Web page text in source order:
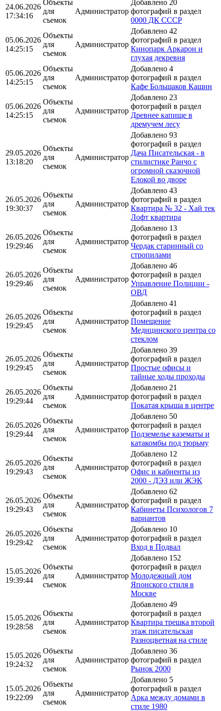
24.06.2026
17:34:16
Объекты
для
съемок
Администратор
Добавлено 20
фотографий в раздел
0000 ДК СССР
05.06.2026
14:25:15
Объекты
для
съемок
Администратор
Добавлено 42
фотографий в раздел
Кинопарк Аркарон и
глухая декревня
05.06.2026
14:25:15
Объекты
для
съемок
Администратор
Добавлено 4
фотографий в раздел
Кафе Большаков Кашин
05.06.2026
14:25:15
Объекты
для
съемок
Администратор
Добавлено 23
фотографий в раздел
Древнее капище в
дремучем лесу
29.05.2026
13:18:20
Объекты
для
съемок
Администратор
Добавлено 93
фотографий в раздел
Дача Писательская - в
стилистике Ранчо с
огромной сказочной
Елокой во дворе
26.05.2026
19:30:37
Объекты
для
съемок
Администратор
Добавлено 43
фотографий в раздел
Квартира № 32 - Хай тек
Лофт квартира
26.05.2026
19:29:46
Объекты
для
съемок
Администратор
Добавлено 13
фотографий в раздел
Чердак старинный со
стропилами
26.05.2026
19:29:46
Объекты
для
съемок
Администратор
Добавлено 46
фотографий в раздел
Управление Полиции -
ОВД
26.05.2026
19:29:45
Объекты
для
съемок
Администратор
Добавлено 41
фотографий в раздел
Помещение
Медицинского центра со
стеклом
26.05.2026
19:29:45
Объекты
для
съемок
Администратор
Добавлено 39
фотографий в раздел
Простые офисы и
тайные ходы проходы
26.05.2026
19:29:44
Объекты
для
съемок
Администратор
Добавлено 21
фотографий в раздел
Покатая крыша в центре
26.05.2026
19:29:44
Объекты
для
съемок
Администратор
Добавлено 50
фотографий в раздел
Подземелье казематы и
катакомбы под тюрьму
26.05.2026
19:29:43
Объекты
для
съемок
Администратор
Добавлено 12
фотографий в раздел
Офис и кабиенты из
2000 - ДЭЗ или ЖЭК
26.05.2026
19:29:43
Объекты
для
съемок
Администратор
Добавлено 62
фотографий в раздел
Кабинеты Психологов 7
вариантов
26.05.2026
19:29:42
Объекты
для
съемок
Администратор
Добавлено 10
фотографий в раздел
Вход в Подвал
15.05.2026
19:39:44
Объекты
для
съемок
Администратор
Добавлено 152
фотографий в раздел
Молодежный дом
Японского стиля в
Москве
15.05.2026
19:28:58
Объекты
для
съемок
Администратор
Добавлено 49
фотографий в раздел
Квартира трешка второй
этаж писательская
Разноцветная на стиле
15.05.2026
19:24:32
Объекты
для
съемок
Администратор
Добавлено 36
фотографий в раздел
Рынок 2000
15.05.2026
19:22:09
Объекты
для
съемок
Администратор
Добавлено 5
фотографий в раздел
Арка между домами в
стиле 1980